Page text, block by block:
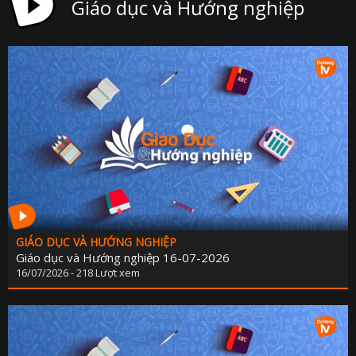
CHUYỂN ĐỔI
CHUYÊN MỤC PHÁT TRIỂN NÔNG
CHUYÊN MỤC DÂN TỘC MIỀN
CÀ PHÊ
CHUYỂN ĐỘNG
CẢI CÁCH HÀNH
CHÚC MỪNG NĂM
CHUYÊN MỤC NỘI
CỰU CHIẾN BINH ĐÀ
ĐẠI ĐOÀN
GƯƠNG SÁNG BẢN
GIẢM NGHÈO BỀNGIẢI
Giáo dục và Hướng nghiệp
GIÁO DỤC VÀ HƯỚNG NGHIỆP
Giáo dục và Hướng nghiệp 16-07-2026
16/07/2026 - 218 Lượt xem